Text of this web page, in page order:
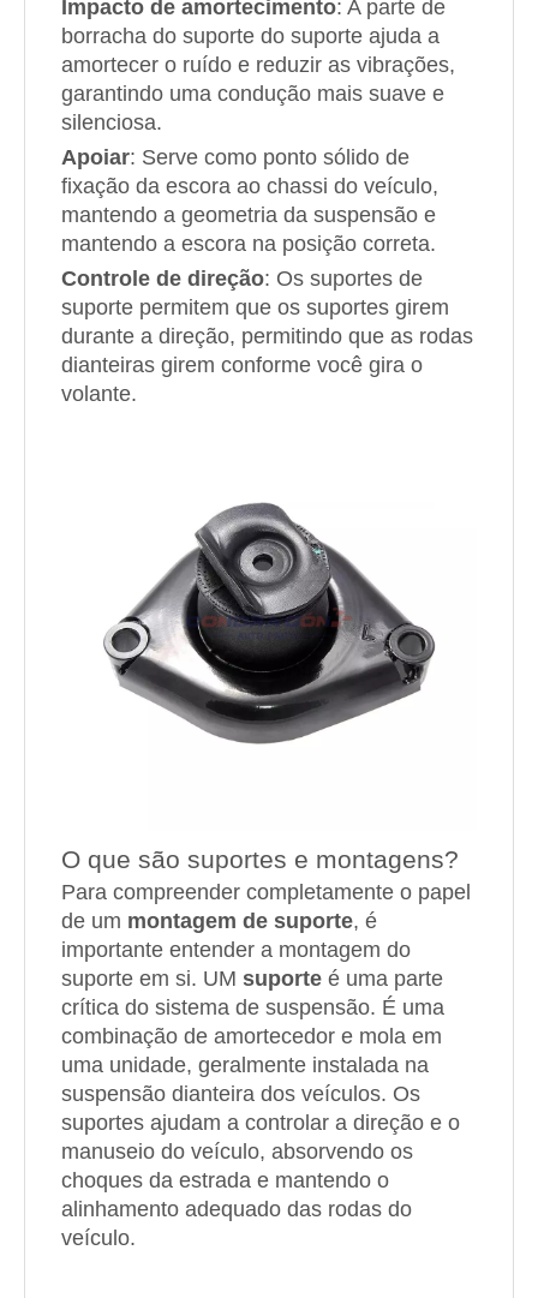
Impacto de amortecimento: A parte de
borracha do suporte do suporte ajuda a
amortecer o ruído e reduzir as vibrações,
garantindo uma condução mais suave e
silenciosa.
Apoiar: Serve como ponto sólido de
fixação da escora ao chassi do veículo,
mantendo a geometria da suspensão e
mantendo a escora na posição correta.
Controle de direção: Os suportes de
suporte permitem que os suportes girem
durante a direção, permitindo que as rodas
dianteiras girem conforme você gira o
volante.
O que são suportes e montagens?
Para compreender completamente o papel
de um montagem de suporte, é
importante entender a montagem do
suporte em si. UM suporte é uma parte
crítica do sistema de suspensão. É uma
combinação de amortecedor e mola em
uma unidade, geralmente instalada na
suspensão dianteira dos veículos. Os
suportes ajudam a controlar a direção e o
manuseio do veículo, absorvendo os
choques da estrada e mantendo o
alinhamento adequado das rodas do
veículo.